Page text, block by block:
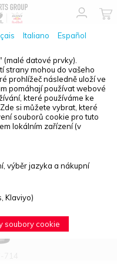
Italiano
Español
datové prvky).
strany mohou do vašeho
prohlížeč následně uloží ve
pomáhají používat webové
které používáme ke
si můžete vybrat, které
souborů cookie pro tuto
lokálním zařízení (v
výběr jazyka a nákupní
Klaviyo)
soubory cookie